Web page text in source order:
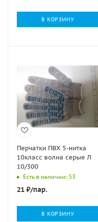
В КОРЗИНУ
Перчатки ПВХ 5-нитка
10класс волна серые Л
10/300
Есть в наличии: 53
21 ₽/пар.
В КОРЗИНУ